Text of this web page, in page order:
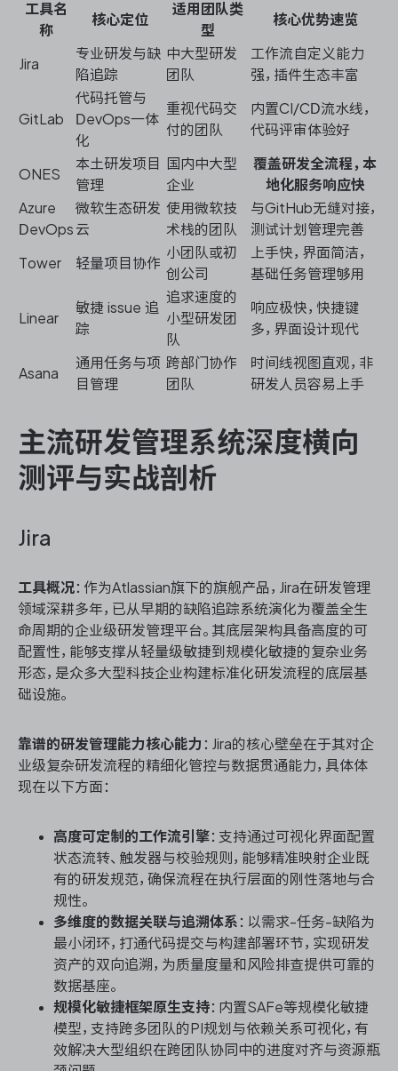
工具名
称
核心定位
适用团队类
型
核心优势速览
Jira
专业研发与缺
陷追踪
中大型研发
团队
工作流自定义能力
强，插件生态丰富
GitLab
代码托管与
DevOps一体
化
重视代码交
付的团队
内置CI/CD流水线，
代码评审体验好
ONES
本土研发项目
管理
国内中大型
企业
覆盖研发全流程，本
地化服务响应快
Azure
DevOps
微软生态研发
云
使用微软技
术栈的团队
与GitHub无缝对接，
测试计划管理完善
Tower 轻量项目协作
小团队或初
创公司
上手快，界面简洁，
基础任务管理够用
Linear
敏捷 issue 追
踪
追求速度的
小型研发团
队
响应极快，快捷键
多，界面设计现代
Asana
通用任务与项
目管理
跨部门协作
团队
时间线视图直观，非
研发人员容易上手
主流研发管理系统深度横向
测评与实战剖析
Jira
工具概况：作为Atlassian旗下的旗舰产品，Jira在研发管理
领域深耕多年，已从早期的缺陷追踪系统演化为覆盖全生
命周期的企业级研发管理平台。其底层架构具备高度的可
配置性，能够支撑从轻量级敏捷到规模化敏捷的复杂业务
形态，是众多大型科技企业构建标准化研发流程的底层基
础设施。
靠谱的研发管理能力核心能力 ：Jira的核心壁垒在于其对企
业级复杂研发流程的精细化管控与数据贯通能力，具体体
现在以下方面：
高度可定制的工作流引擎：支持通过可视化界面配置
状态流转、触发器与校验规则，能够精准映射企业既
有的研发规范，确保流程在执行层面的刚性落地与合
规性。
多维度的数据关联与追溯体系 ：以需求-任务-缺陷为
最小闭环，打通代码提交与构建部署环节，实现研发
资产的双向追溯，为质量度量和风险排查提供可靠的
数据基座。
规模化敏捷框架原生支持：内置SAFe等规模化敏捷
模型，支持跨多团队的PI规划与依赖关系可视化，有
效解决大型组织在跨团队协同中的进度对齐与资源瓶